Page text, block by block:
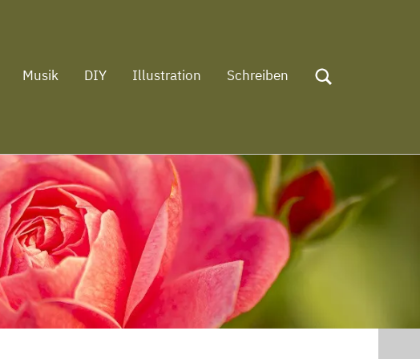
Musik DIY Illustration Schreiben